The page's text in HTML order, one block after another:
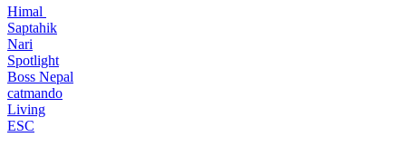
Himal
Saptahik
Nari
Spotlight
Boss Nepal
catmando
Living
ESC